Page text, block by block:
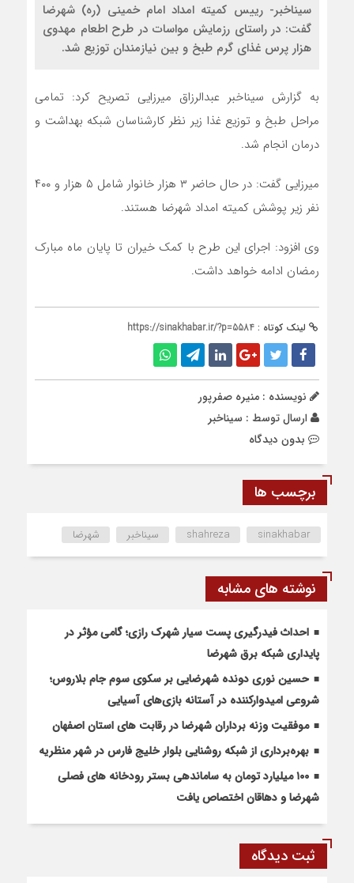
سیناخبر- رییس کمیته امداد امام خمینی (ره) شهرضا
گفت: در راستای رزمایش مواسات در طرح اطعام مهدوی
هزار پرس غذای گرم طبخ و بین نیازمندان توزیع شد.
به گزارش سیناخبر عبدالرزاق میرزایی تصریح کرد: تمامی
مراحل طبخ و توزیع غذا زیر نظر کارشناسان شبکه بهداشت و
درمان انجام شد.
میرزایی گفت: در حال حاضر ۳ هزار خانوار شامل ۵ هزار و ۴۰۰
نفر زیر پوشش کمیته امداد شهرضا هستند.
وی افزود: اجرای این طرح با کمک خیران تا پایان ماه مبارک
رمضان ادامه خواهد داشت.
لینک کوتاه : https://sinakhabar.ir/?p=5584
نویسنده : منیره صفرپور
ارسال توسط : سیناخبر
بدون دیدگاه
برچسب ها
shahreza sinakhabar سیناخبر شهرضا
نوشته های مشابه
احداث فیدرگیری پست سیار شهرک رازی؛ گامی مؤثر در
پایداری شبکه برق شهرضا
حسین نوری دونده شهرضایی بر سکوی سوم جام بلاروس؛
شروعی امیدوارکننده در آستانه بازی‌های آسیایی
موفقیت وزنه برداران شهرضا در رقابت های استان اصفهان
بهره‌برداری از شبکه روشنایی بلوار خلیج فارس در شهر منظریه
۱۰۰ میلیارد تومان به ساماندهی بستر رودخانه های فصلی
شهرضا و دهاقان اختصاص یافت
ثبت دیدگاه